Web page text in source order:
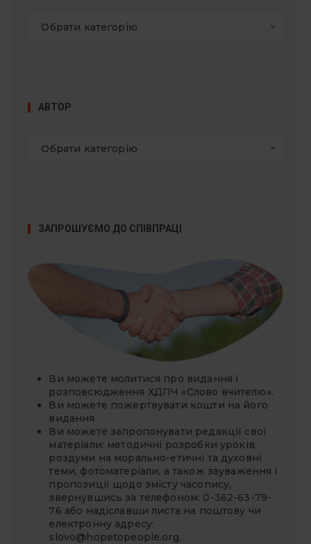
Обрати категорію
АВТОР
Обрати категорію
ЗАПРОШУЄМО ДО СПІВПРАЦІ
Ви можете молитися про видання і
розповсюдження ХДПЧ «Слово вчителю».
Ви можете пожертвувати кошти на його
видання.
Ви можете запропонувати редакції свої
матеріали: методичні розробки уроків,
роздуми на морально-етичні та духовні
теми, фотоматеріали, а також зауваження і
пропозиції щодо змісту часопису,
звернувшись за телефоном: 0-362-63-79-
76 або надіславши листа на поштову чи
електронну адресу:
slovo@hopetopeople.org.